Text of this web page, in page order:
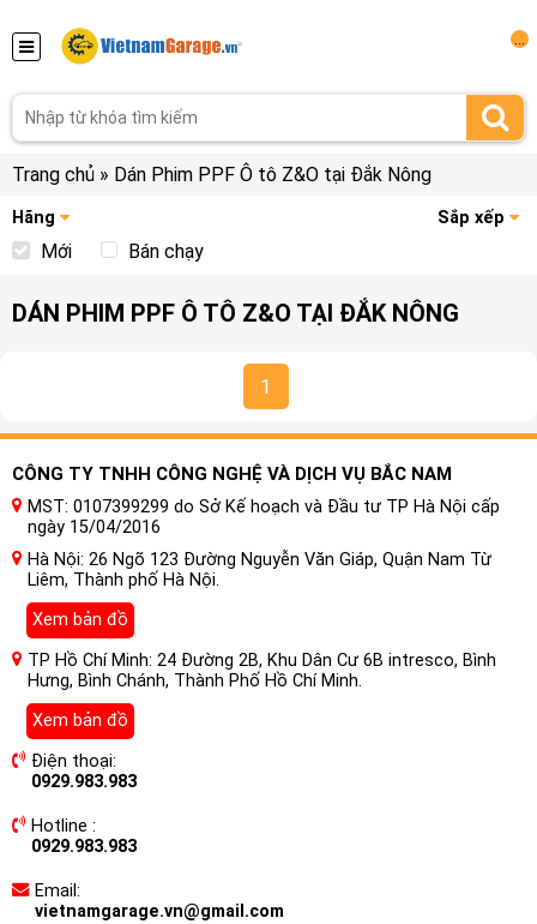
Trang chủ » Dán Phim PPF Ô tô Z&O tại Đắk Nông
Hãng Sắp xếp
Mới Bán chạy
DÁN PHIM PPF Ô TÔ Z&O TẠI ĐẮK NÔNG
1
CÔNG TY TNHH CÔNG NGHỆ VÀ DỊCH VỤ BẮC NAM
MST: 0107399299 do Sở Kế hoạch và Đầu tư TP Hà Nội cấp
ngày 15/04/2016
Hà Nội: 26 Ngõ 123 Đường Nguyễn Văn Giáp, Quận Nam Từ
Liêm, Thành phố Hà Nội.
Xem bản đồ
TP Hồ Chí Minh: 24 Đường 2B, Khu Dân Cư 6B intresco, Bình
Hưng, Bình Chánh, Thành Phố Hồ Chí Minh.
Xem bản đồ
Điện thoại:
0929.983.983
Hotline :
0929.983.983
Email:
vietnamgarage.vn@gmail.com